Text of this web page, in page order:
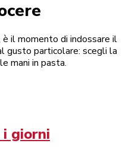
è il momento di indossare il
gusto particolare: scegli la
mani in pasta.
giorni